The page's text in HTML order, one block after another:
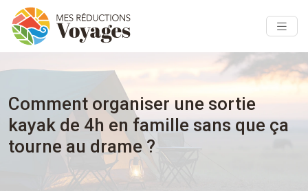
Comment organiser une sortie
kayak de 4h en famille sans que ça
tourne au drame ?